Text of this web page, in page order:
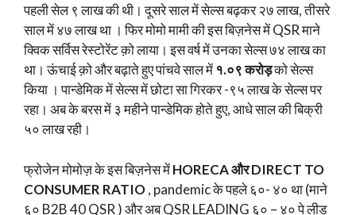
पहली सेल ९ लाख की थी। दूसरे साल में सेल्स बढ़कर २७ लाख, तीसरे
साल में ४७ लाख था । फिर मोमो मामी की इस बिज़नेस में QSR माने
क्विक सर्विस रेस्टोरेंट क़ो लाया। इस वर्ष में उनका सेल्स ७४ लाख का
था। ऊंचाई क़ो और बढ़ाते हुए पांचवे साल में १.०९ करोड़को सेल्स
किया । पान्डेमिक में सेल्स में छोटा सा गिरकर -९५ लाख के सेल्स पर
रहा। अब के बरस में ३ महीने पान्डेमिक होते हुए, आधे साल की बिक्री
५० लाख रही।
फ्रोजेन मोमोज़ के इस बिज़नेस मेंHORECA और DIRECT TO
CONSUMER RATIO, pandemic के पहले ६०- ४० था (माने
६० B2B 40 QSR ) और अब QSR LEADING ६० – ४० पे लीड